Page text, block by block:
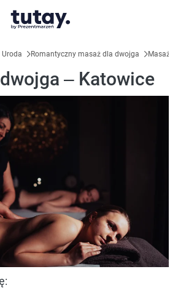
Uroda Romantyczny masaż dla dwojga Masaż
– Katowice